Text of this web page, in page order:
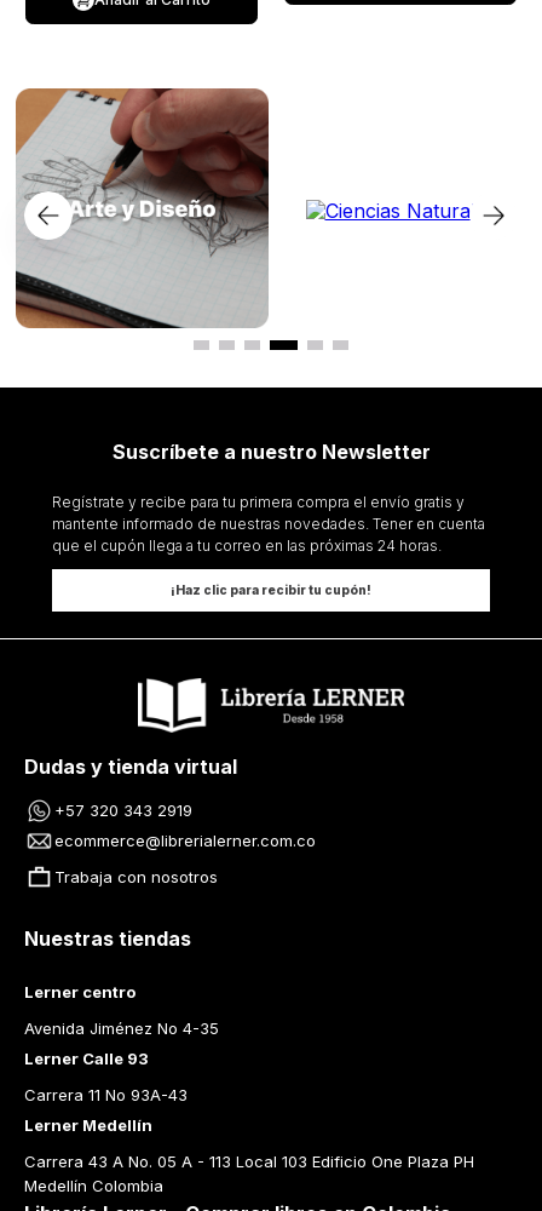
Suscríbete a nuestro Newsletter
Regístrate y recibe para tu primera compra el envío gratis y
mantente informado de nuestras novedades. Tener en cuenta
que el cupón llega a tu correo en las próximas 24 horas.
¡Haz clic para recibir tu cupón!
Dudas y tienda virtual
+57 320 343 2919
ecommerce@librerialerner.com.co
Trabaja con nosotros
Nuestras tiendas
Lerner centro
Avenida Jiménez No 4-35
Lerner Calle 93
Carrera 11 No 93A-43
Lerner Medellín
Carrera 43 A No. 05 A - 113 Local 103 Edificio One Plaza PH
Medellín Colombia